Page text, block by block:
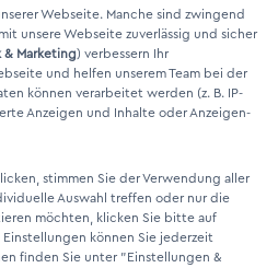
Xing Link
Electric steam generators "Made in
Webseite. Manche sind zwingend
unsere Webseite zuverlässig und sicher
Marketing) verbessern Ihr
und helfen unserem Team bei der
können verarbeitet werden (z. B. IP-
Anzeigen und Inhalte oder Anzeigen-
stimmen Sie der Verwendung aller
Auswahl treffen oder nur die
möchten, klicken Sie bitte auf
Einstellungen können Sie jederzeit
finden Sie unter "Einstellungen &